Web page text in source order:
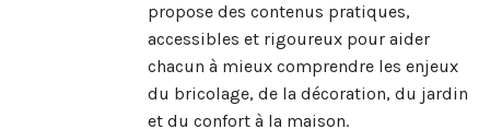
propose des contenus pratiques,
accessibles et rigoureux pour aider
chacun à mieux comprendre les enjeux
du bricolage, de la décoration, du jardin
et du confort à la maison.